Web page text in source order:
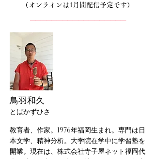
（オンラインは1月間配信予定です）
──────────────────
鳥羽和久
とばかずひさ
教育者、作家。1976年福岡生まれ。専門は日
本文学、精神分析。大学院在学中に学習塾を
開業。現在は、株式会社寺子屋ネット福岡代